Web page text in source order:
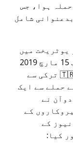
ہوا، جس
شامل
یوٹریخت میں
دہشت گردانہ حملے ہوئے (بالترتیب 15 مارچ 2019
اور 18 مارچ 2019، دونوں کا تعلق 🇹🇷 ترکی سے
حملے سے ایک
نے
کے
کے
کیا: